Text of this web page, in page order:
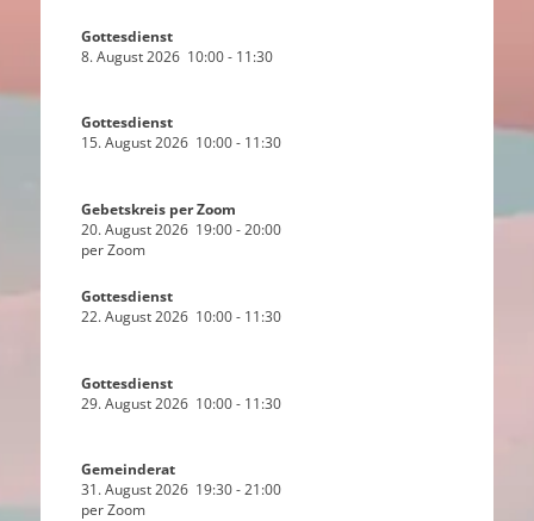
Gottesdienst
8. August 2026 10:00- 11:30
Gottesdienst
15. August 2026 10:00- 11:30
Gebetskreis per Zoom
20. August 2026 19:00- 20:00
per Zoom
Gottesdienst
22. August 2026 10:00- 11:30
Gottesdienst
29. August 2026 10:00- 11:30
Gemeinderat
31. August 2026 19:30-21:00
per Zoom